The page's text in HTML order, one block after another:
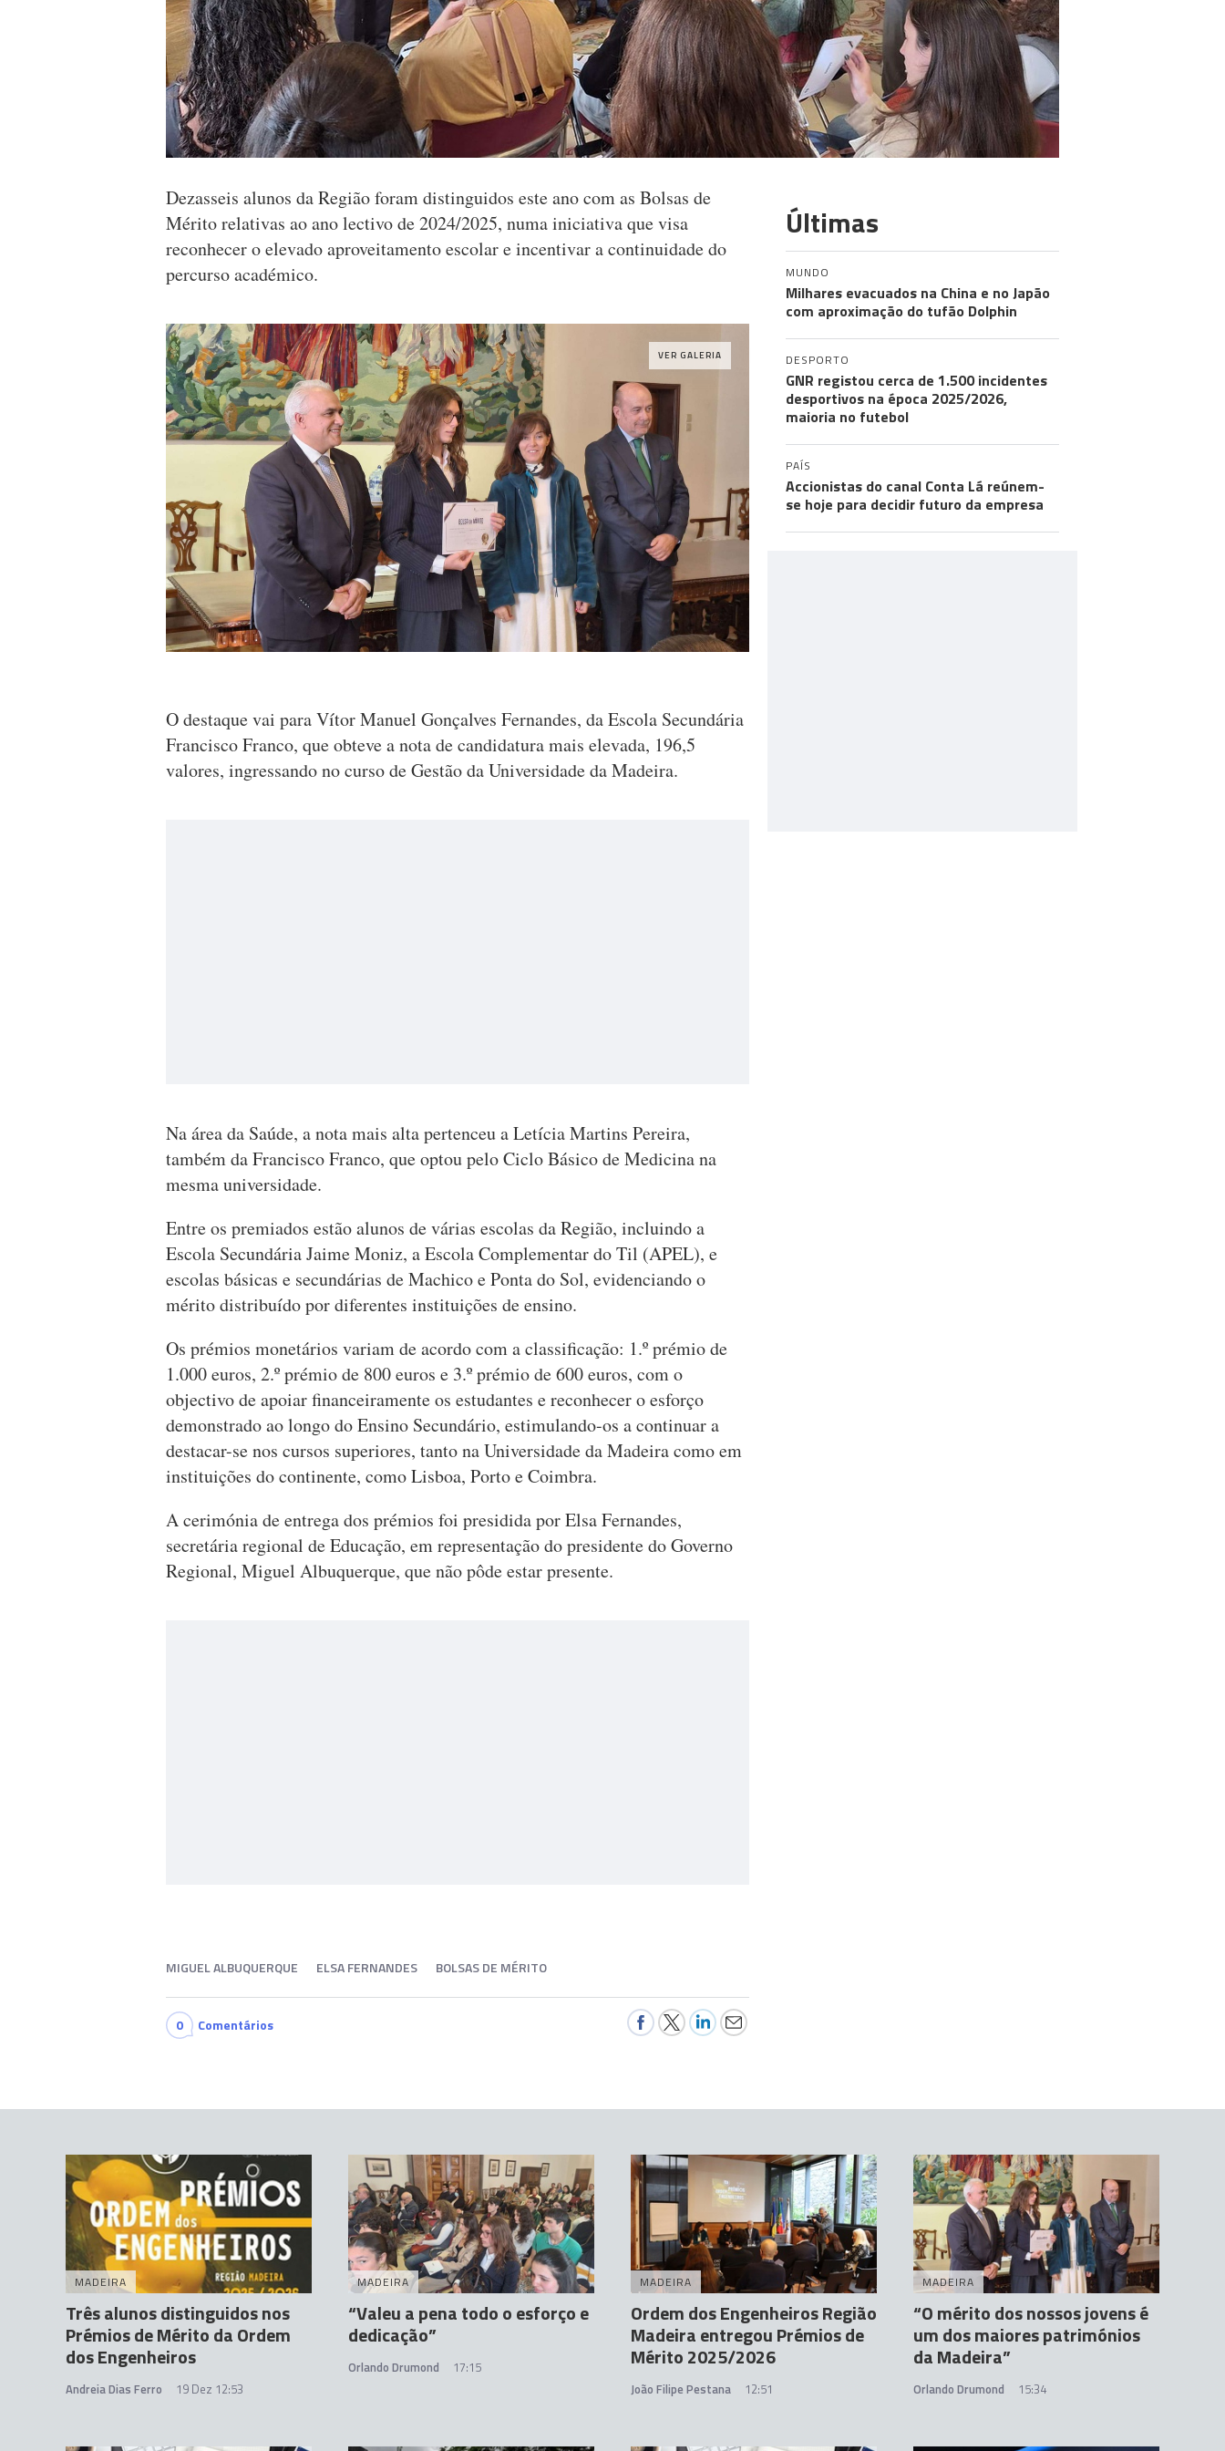
Dezasseis alunos da Região foram distinguidos este ano com as Bolsas de
Mérito relativas ao ano lectivo de 2024/2025, numa iniciativa que visa
reconhecer o elevado aproveitamento escolar e incentivar a continuidade do
percurso académico.
VER GALERIA
O destaque vai para Vítor Manuel Gonçalves Fernandes, da Escola Secundária
Francisco Franco, que obteve a nota de candidatura mais elevada, 196,5
valores, ingressando no curso de Gestão da Universidade da Madeira.
Na área da Saúde, a nota mais alta pertenceu a Letícia Martins Pereira,
também da Francisco Franco, que optou pelo Ciclo Básico de Medicina na
mesma universidade.
Entre os premiados estão alunos de várias escolas da Região, incluindo a
Escola Secundária Jaime Moniz, a Escola Complementar do Til (APEL), e
escolas básicas e secundárias de Machico e Ponta do Sol, evidenciando o
mérito distribuído por diferentes instituições de ensino.
Os prémios monetários variam de acordo com a classificação: 1.º prémio de
1.000 euros, 2.º prémio de 800 euros e 3.º prémio de 600 euros, com o
objectivo de apoiar financeiramente os estudantes e reconhecer o esforço
demonstrado ao longo do Ensino Secundário, estimulando-os a continuar a
destacar-se nos cursos superiores, tanto na Universidade da Madeira como em
instituições do continente, como Lisboa, Porto e Coimbra.
A cerimónia de entrega dos prémios foi presidida por Elsa Fernandes,
secretária regional de Educação, em representação do presidente do Governo
Regional, Miguel Albuquerque, que não pôde estar presente.
MIGUEL ALBUQUERQUE ELSA FERNANDES BOLSAS DE MÉRITO
0 Comentários
Últimas
MUNDO
Milhares evacuados na China e no Japão
com aproximação do tufão Dolphin
DESPORTO
GNR registou cerca de 1.500 incidentes
desportivos na época 2025/2026,
maioria no futebol
PAÍS
Accionistas do canal Conta Lá reúnem-
se hoje para decidir futuro da empresa
MADEIRA
Três alunos distinguidos nos
Prémios de Mérito da Ordem
dos Engenheiros
Andreia Dias Ferro 19 Dez 12:53
MADEIRA
“Valeu a pena todo o esforço e
dedicação”
Orlando Drumond 17:15
MADEIRA
Ordem dos Engenheiros Região
Madeira entregou Prémios de
Mérito 2025/2026
João Filipe Pestana 12:51
MADEIRA
“O mérito dos nossos jovens é
um dos maiores patrimónios
da Madeira”
Orlando Drumond 15:34